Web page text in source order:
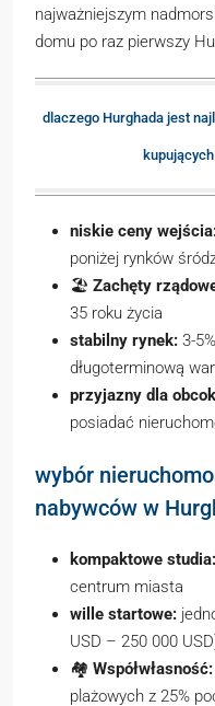
najważniejszym
domu po raz pierwszy
dlaczego Hurghada jest
niskie ceny
poniżej rynków
🏖️ Zachęty
35 roku życia
stabilny rynek: 3-
długoterminową
przyjazny dla
posiadać
wybór
nabywców w
kompaktowe studia:
centrum miasta
wille startowe:
USD – 250 000
🏘️ Współwłasność:
plażowych z 25%